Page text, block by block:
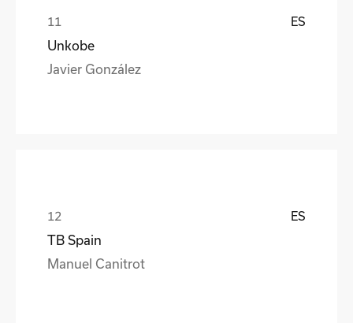
ES
Unkobe
Javier González
ES
TB Spain
Manuel Canitrot